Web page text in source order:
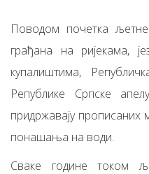
Поводом почетка
грађана на ријекама,
купалиштима,
Републике Српске
придржавају прописаних
понашања на води.
Сваке године током